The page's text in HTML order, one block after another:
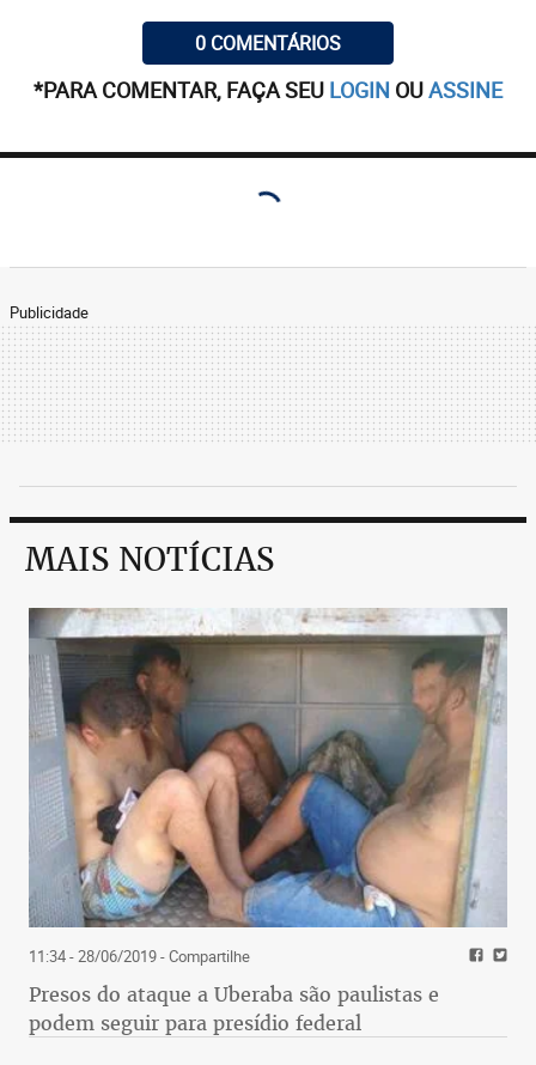
0 COMENTÁRIOS
*PARA COMENTAR, FAÇA SEU LOGIN OUASSINE
Publicidade
MAIS NOTÍCIAS
11:34 - 28/06/2019- Compartilhe
Presos do ataque a Uberaba são paulistas e
podem seguir para presídio federal